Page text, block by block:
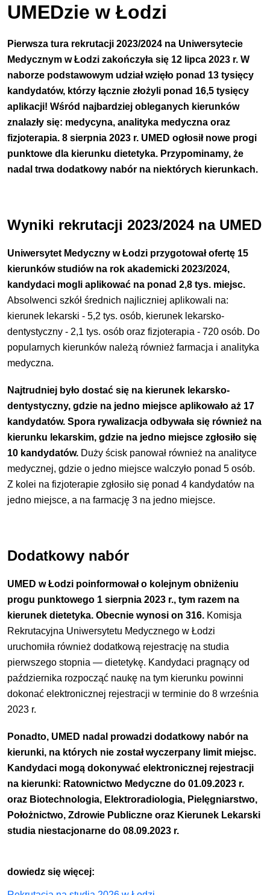
UMEDzie w Łodzi
Pierwsza tura rekrutacji 2023/2024 na Uniwersytecie
Medycznym w Łodzi zakończyła się 12 lipca 2023 r. W
naborze podstawowym udział wzięło ponad 13 tysięcy
kandydatów, którzy łącznie złożyli ponad 16,5 tysięcy
aplikacji! Wśród najbardziej obleganych kierunków
znalazły się: medycyna, analityka medyczna oraz
fizjoterapia. 8 sierpnia 2023 r. UMED ogłosił nowe progi
punktowe dla kierunku dietetyka. Przypominamy, że
nadal trwa dodatkowy nabór na niektórych kierunkach.
Wyniki rekrutacji 2023/2024 na UMED
Uniwersytet Medyczny w Łodzi przygotował ofertę 15
kierunków studiówna rok akademicki 2023/2024,
kandydaci mogli aplikować na ponad 2,8 tys. miejsc.
Absolwenci szkół średnich najliczniej aplikowali na:
kierunek lekarski - 5,2 tys. osób, kierunek lekarsko-
dentystyczny - 2,1 tys. osób oraz fizjoterapia - 720 osób. Do
popularnych kierunków należą również farmacja i analityka
medyczna.
Najtrudniej było dostać się na kierunek lekarsko-
dentystyczny, gdzie na jedno miejsce aplikowało aż 17
kandydatów. Spora rywalizacja odbywała się również na
kierunku lekarskim, gdzie na jedno miejsce zgłosiło się
10 kandydatów. Duży ścisk panował również na analityce
medycznej, gdzie o jedno miejsce walczyło ponad 5 osób.
Z kolei na fizjoterapie zgłosiło się ponad 4 kandydatów na
jedno miejsce, a na farmację 3 na jedno miejsce.
Dodatkowy nabór
UMED w Łodzi poinformował o kolejnym obniżeniu
progu punktowego 1 sierpnia 2023 r., tym razem na
kierunek dietetyka. Obecnie wynosi on 316. Komisja
Rekrutacyjna Uniwersytetu Medycznego w Łodzi
uruchomiła również dodatkową rejestrację na studia
pierwszego stopnia — dietetykę. Kandydaci pragnący od
października rozpocząć naukę na tym kierunku powinni
dokonać elektronicznej rejestracji w terminie do 8 września
2023 r.
Ponadto, UMED nadal prowadzi dodatkowy nabór na
kierunki, na których nie został wyczerpany limit miejsc.
Kandydaci mogą dokonywać elektronicznej rejestracji
na kierunki: Ratownictwo Medyczne do 01.09.2023 r.
oraz Biotechnologia, Elektroradiologia, Pielęgniarstwo,
Położnictwo, Zdrowie Publiczne oraz Kierunek Lekarski
studia niestacjonarne do 08.09.2023 r.
dowiedz się więcej: